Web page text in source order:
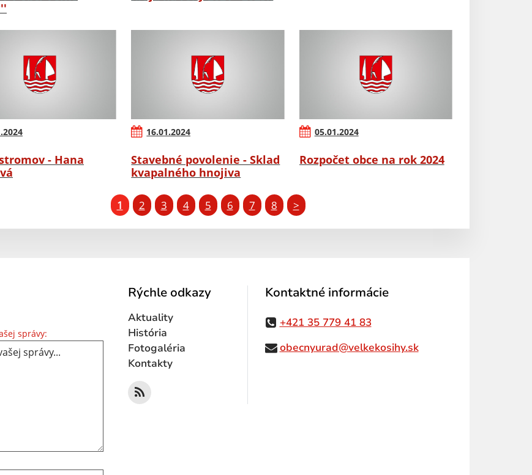
- Hana
16.01.2024
Stavebné povolenie - Sklad
kvapalného hnojiva
05.01.2024
Rozpočet obce na rok 2024
1 2 3 4 5 6 7 8 >
správy: Text vašej správy...
Rýchle odkazy
Aktuality
História
Fotogaléria
Kontakty
Kontaktné informácie
+421 35 779 41 83
obecnyurad@velkekosihy.sk